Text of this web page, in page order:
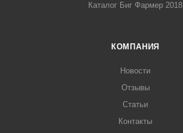
Каталог Биг Фармер 2018
КОМПАНИЯ
Новости
Отзывы
Статьи
Контакты